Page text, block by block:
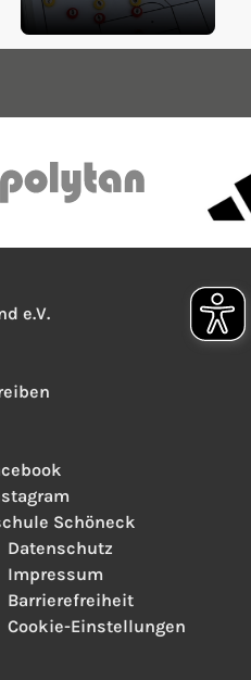
e.V.
Schöneck
Datenschutz
Impressum
Barrierefreiheit
Cookie-Einstellungen